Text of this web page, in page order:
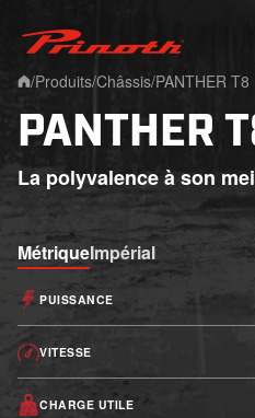
Prinoth - Corporate
/Produits/Châssis/PANTHER T8
PANTHER
La polyvalence à son
MétriqueImpérial
PUISSANCE
VITESSE
CHARGE UTILE